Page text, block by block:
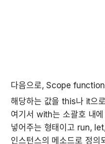
다음으로, Scope function
해당하는 값을 this나 it으
여기서 with는 소괄호 내
넣어주는 형태이고 run,
인스턴스의 메소드로 정의